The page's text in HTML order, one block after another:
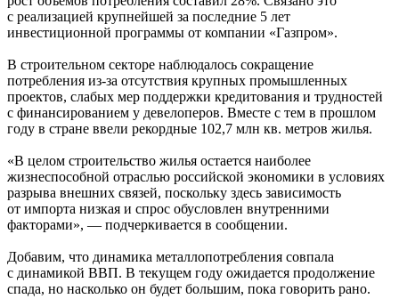
с реализацией крупнейшей за последние 5 лет
инвестиционной программы от компании «Газпром».
В строительном секторе наблюдалось сокращение
потребления из-за отсутствия крупных промышленных
проектов, слабых мер поддержки кредитования и трудностей
с финансированием у девелоперов. Вместе с тем в прошлом
году в стране ввели рекордные 102,7 млн кв. метров жилья.
«В целом строительство жилья остается наиболее
жизнеспособной отраслью российской экономики в условиях
разрыва внешних связей, поскольку здесь зависимость
от импорта низкая и спрос обусловлен внутренними
факторами», — подчеркивается в сообщении.
Добавим, что динамика металлопотребления совпала
с динамикой ВВП. В текущем году ожидается продолжение
спада, но насколько он будет большим, пока говорить рано.